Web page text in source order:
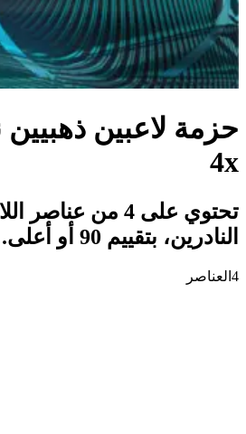
4x
تحتوي على 4 من
النادرين، بتقييم 90 أو أعلى.
4 العناصر